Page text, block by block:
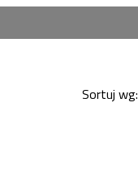
Sortuj wg: